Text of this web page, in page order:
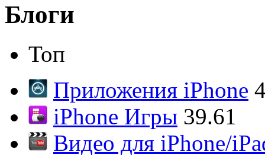
Блоги
Топ
Приложения iPhone
iPhone Игры 39.61
Видео для iPhone/